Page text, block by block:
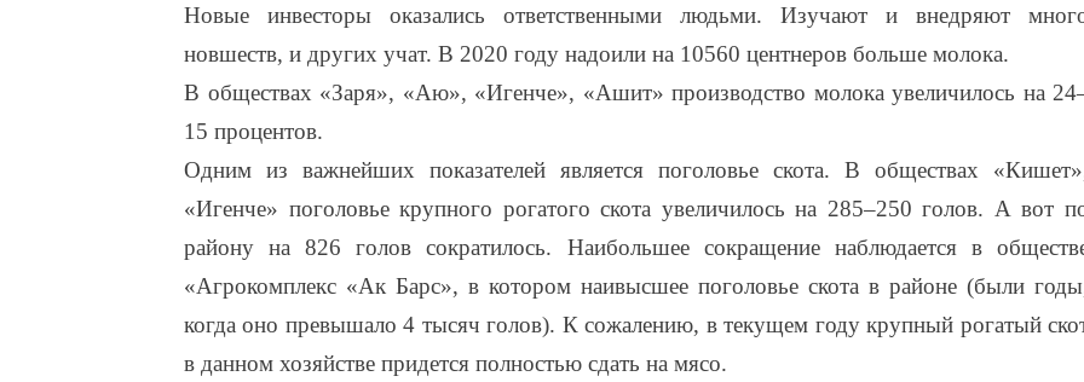
Новые инвесторы оказались ответственными людьми. Изучают и внедряют
новшеств, и других учат. В 2020 году надоили на 10560 центнеров больше молока.
В обществах «Заря», «Аю», «Игенче», «Ашит» производство молока увеличилось на
15 процентов.
Одним из важнейших показателей является поголовье скота. В обществах
«Игенче» поголовье крупного рогатого скота увеличилось на 285–250 голов. А вот
району на 826 голов сократилось. Наибольшее сокращение наблюдается в
«Агрокомплекс «Ак Барс», в котором наивысшее поголовье скота в районе (были
когда оно превышало 4 тысяч голов). К сожалению, в текущем году крупный рогатый
в данном хозяйстве придется полностью сдать на мясо.